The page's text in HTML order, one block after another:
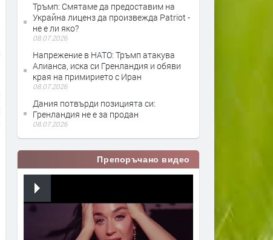
Тръмп: Смятаме да предоставим на
Украйна лиценз да произвежда Patriot -
не е ли яко?
08.07.2026
Напрежение в НАТО: Тръмп атакува
Алианса, иска си Гренландия и обяви
края на примирието с Иран
08.07.2026
Дания потвърди позицията си:
Гренландия не е за продан
08.07.2026
Препоръчано видео